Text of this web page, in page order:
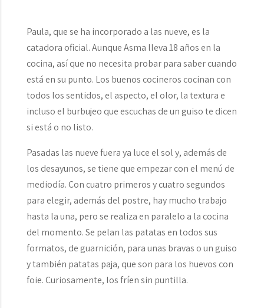
Paula, que se ha incorporado a las nueve, es la
catadora oficial. Aunque Asma lleva 18 años en la
cocina, así que no necesita probar para saber cuando
está en su punto. Los buenos cocineros cocinan con
todos los sentidos, el aspecto, el olor, la textura e
incluso el burbujeo que escuchas de un guiso te dicen
si está o no listo.
Pasadas las nueve fuera ya luce el sol y, además de
los desayunos, se tiene que empezar con el menú de
mediodía. Con cuatro primeros y cuatro segundos
para elegir, además del postre, hay mucho trabajo
hasta la una, pero se realiza en paralelo a la cocina
del momento. Se pelan las patatas en todos sus
formatos, de guarnición, para unas bravas o un guiso
y también patatas paja, que son para los huevos con
foie. Curiosamente, los fríen sin puntilla.